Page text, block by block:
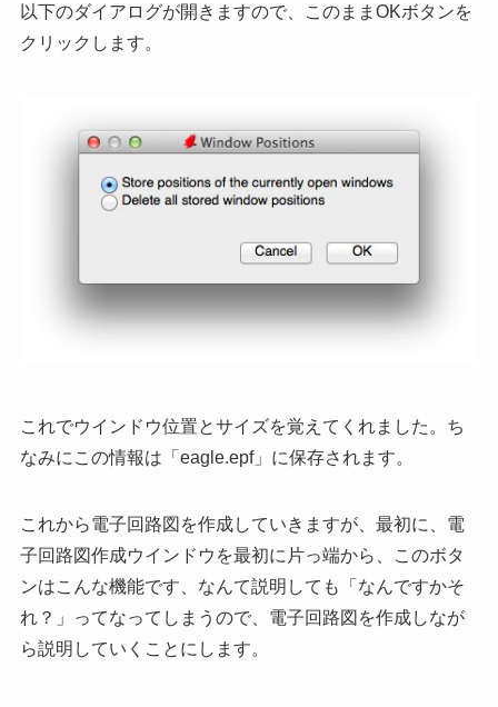
以下のダイアログが開きますので、このままOKボタンを
クリックします。
これでウインドウ位置とサイズを覚えてくれました。ち
なみにこの情報は「eagle.epf」に保存されます。
これから電子回路図を作成していきますが、最初に、電
子回路図作成ウインドウを最初に片っ端から、このボタ
ンはこんな機能です、なんて説明しても「なんですかそ
れ？」ってなってしまうので、電子回路図を作成しなが
ら説明していくことにします。